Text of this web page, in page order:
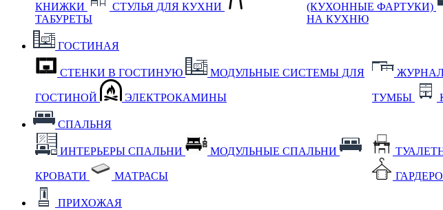
КНИЖКИ
СТУЛЬЯ ДЛЯ КУХНИ
ТАБУРЕТЫ
(КУХОННЫЕ ФАРТУКИ)
НА КУХНЮ
ГОСТИНАЯ
СТЕНКИ В ГОСТИНУЮ МОДУЛЬНЫЕ СИСТЕМЫ ДЛЯ
ГОСТИНОЙ ЭЛЕКТРОКАМИНЫ ТУМБЫ
СПАЛЬНЯ
ИНТЕРЬЕРЫ СПАЛЬНИ МОДУЛЬНЫЕ СПАЛЬНИ
КРОВАТИ МАТРАСЫ
ПРИХОЖАЯ